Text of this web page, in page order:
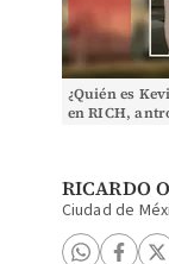
¿Quién es
en RICH,
RICARDO
Ciudad de